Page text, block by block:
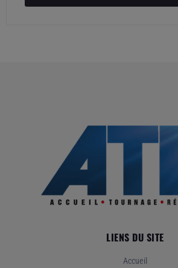
LIENS DU SITE
Accueil